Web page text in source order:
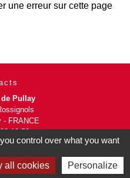
une erreur sur cette page
Pullay
- FRANCE
18 58
:
control over what you want
all cookies Personalize